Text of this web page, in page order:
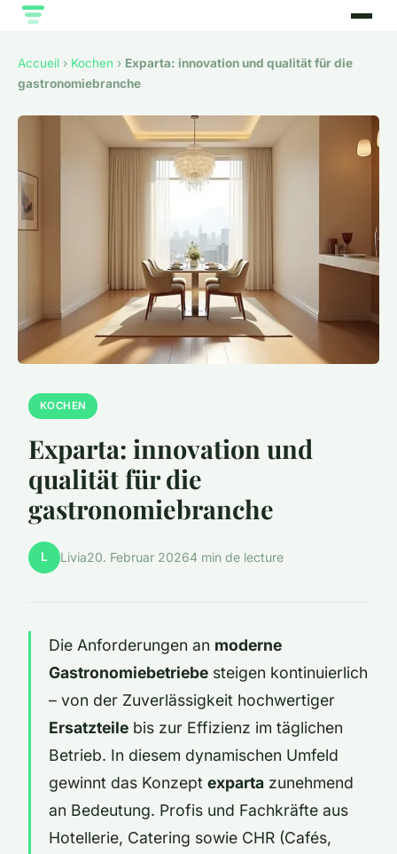
Accueil › Kochen › Exparta: innovation und qualität für die
gastronomiebranche
KOCHEN
Exparta: innovation und
qualität für die
gastronomiebranche
L Livia20. Februar 20264 min de lecture
Die Anforderungen an moderne
Gastronomiebetriebe steigen kontinuierlich
– von der Zuverlässigkeit hochwertiger
Ersatzteile bis zur Effizienz im täglichen
Betrieb. In diesem dynamischen Umfeld
gewinnt das Konzept exparta zunehmend
an Bedeutung. Profis und Fachkräfte aus
Hotellerie, Catering sowie CHR (Cafés,